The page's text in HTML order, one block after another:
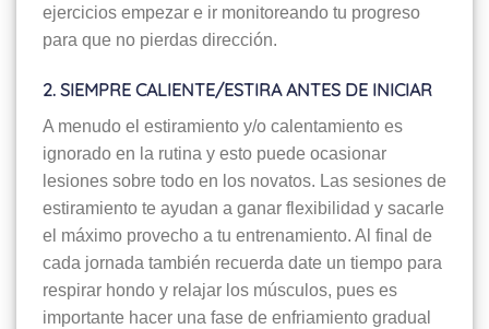
ejercicios empezar e ir monitoreando tu progreso
para que no pierdas dirección.
2. SIEMPRE CALIENTE/ESTIRA ANTES DE INICIAR
A menudo el estiramiento y/o calentamiento es
ignorado en la rutina y esto puede ocasionar
lesiones sobre todo en los novatos. Las sesiones de
estiramiento te ayudan a ganar flexibilidad y sacarle
el máximo provecho a tu entrenamiento. Al final de
cada jornada también recuerda date un tiempo para
respirar hondo y relajar los músculos, pues es
importante hacer una fase de enfriamiento gradual